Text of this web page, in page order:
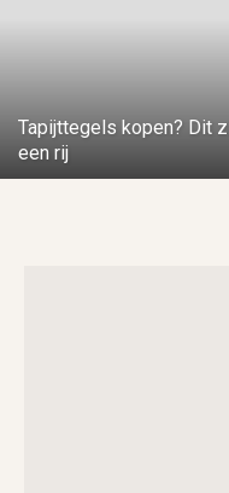
Tapijttegels kopen? Dit
een rij